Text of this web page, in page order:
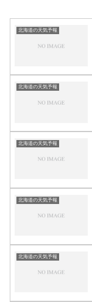
北海道の天気予報
北海道の天気予報
北海道の天気予報
北海道の天気予報
北海道の天気予報